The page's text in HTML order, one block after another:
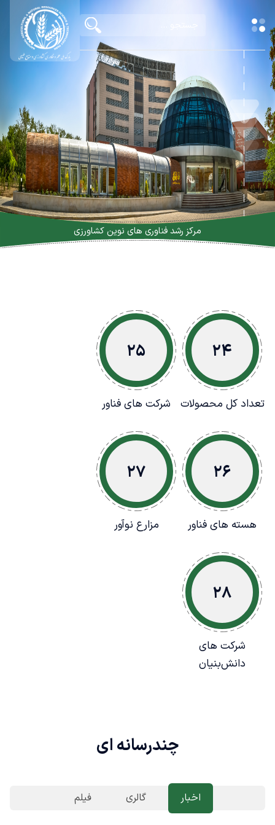
مرکز رشد فناوری های نوین کشاورزی
24
تعداد کل محصولات
25
شرکت های فناور
26
هسته های فناور
27
مزارع نوآور
28
شرکت های
دانش‌بنیان
چندرسانه ای
اخبار گالری فیلم